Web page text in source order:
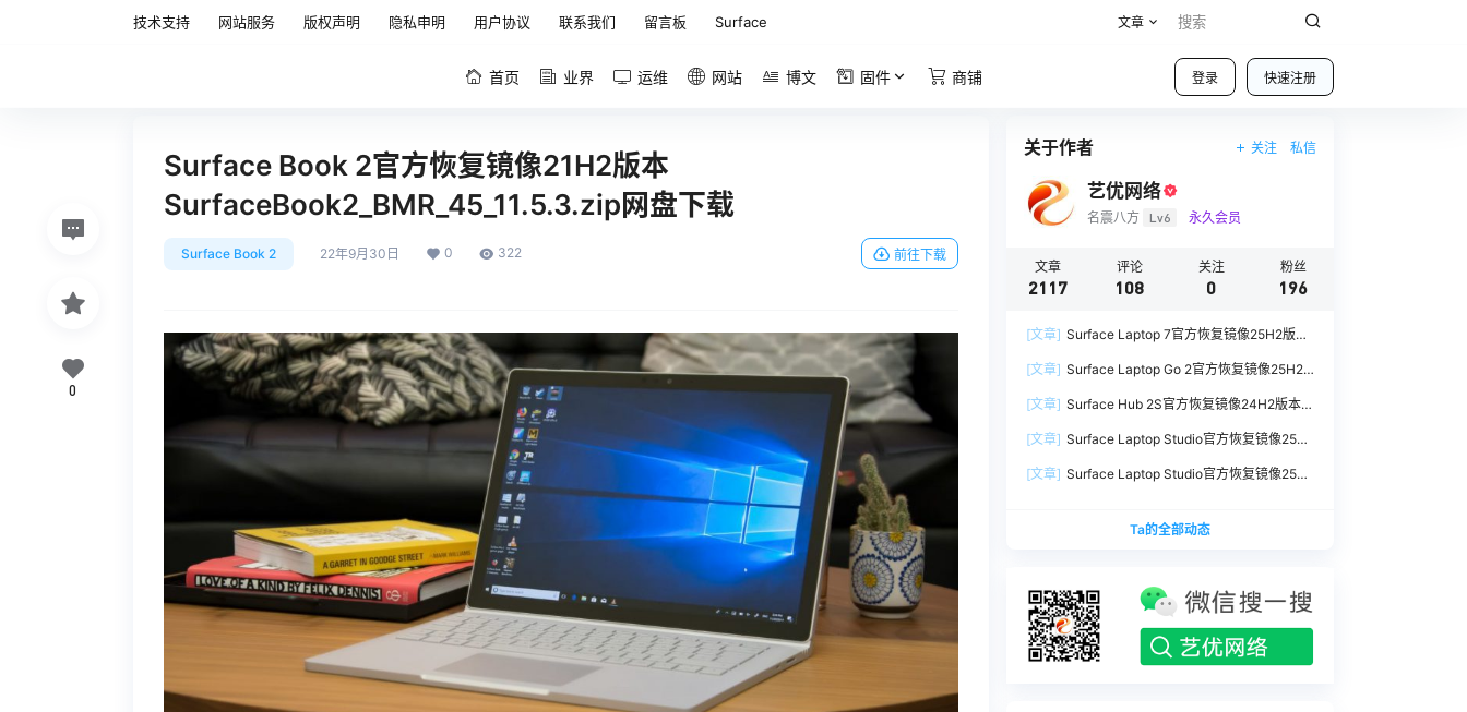
技术支持 网站服务 版权声明 隐私申明 用户协议 联系我们 留言板 Surface 文章
登录 快速注册
首页 业界 运维 网站 博文 固件 商铺
Surface Book 2官方恢复镜像21H2版本
SurfaceBook2_BMR_45_11.5.3.zip网盘下载
Surface Book 2 22年9月30日 0 322 前往下载
0
关于作者 关注 私信
艺优网络
名震八方 Lv6 永久会员
文章
2117
评论
108
关注
0
粉丝
196
[文章] Surface Laptop 7官方恢复镜像25H2版本
254.zip网盘下载
[文章] Surface Laptop Go 2官方恢复镜像25H2
SurfaceLaptopGo2_BMR_42032_2026.507.118
98505.zip网盘下载
[文章] Surface Hub 2S官方恢复镜像24H2版本
7.zip网盘下载
[文章] Surface Laptop Studio官方恢复镜像25H2
SurfaceLaptopStudio_BMR_42032_2026.402.1
[文章] Surface Laptop Studio官方恢复镜像25H2
SurfaceLaptopStudio_BMR_12010_2026.402.11
740375.zip网盘下载
Ta的全部动态